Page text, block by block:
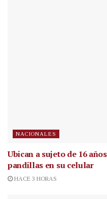
NACIONALES
Ubican a sujeto de 16
pandillas en su celular
HACE 3 HORAS